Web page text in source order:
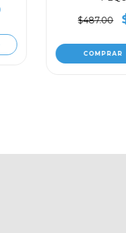
$487.00
COMPRAR